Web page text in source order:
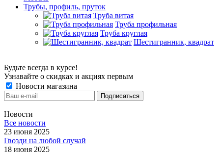
Трубы, профиль, пруток
Труба витая
Труба профильная
Труба круглая
Шестигранник, квадрат
Будьте всегда в курсе!
Узнавайте о скидках и акциях первым
Новости магазина
Новости
Все новости
23 июня 2025
Гвозди на любой случай
18 июня 2025